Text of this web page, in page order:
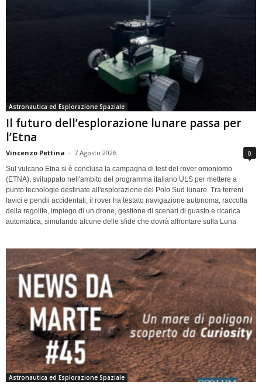
Astronautica ed Esplorazione Spaziale
Il futuro dell’esplorazione lunare passa per
l’Etna
Vincenzo Pettina - 7 Agosto 2026 0
Sul vulcano Etna si è conclusa la campagna di test del rover omoniomo
(ETNA), sviluppato nell'ambito del programma italiano ULS per mettere a
punto tecnologie destinate all'esplorazione del Polo Sud lunare. Tra terreni
lavici e pendii accidentati, il rover ha testato navigazione autonoma, raccolta
della regolite, impiego di un drone, gestione di scenari di guasto e ricarica
automatica, simulando alcune delle sfide che dovrà affrontare sulla Luna
Astronautica ed Esplorazione Spaziale